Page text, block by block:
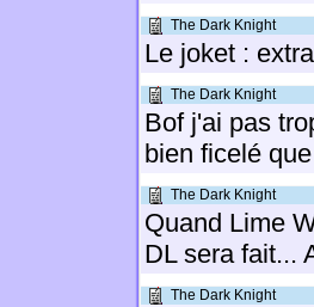
The Dark Knight
Le joket : extra
The Dark Knight
Bof j'ai pas
bien ficelé
The Dark Knight
Quand Lime
DL sera fait...
The Dark Knight